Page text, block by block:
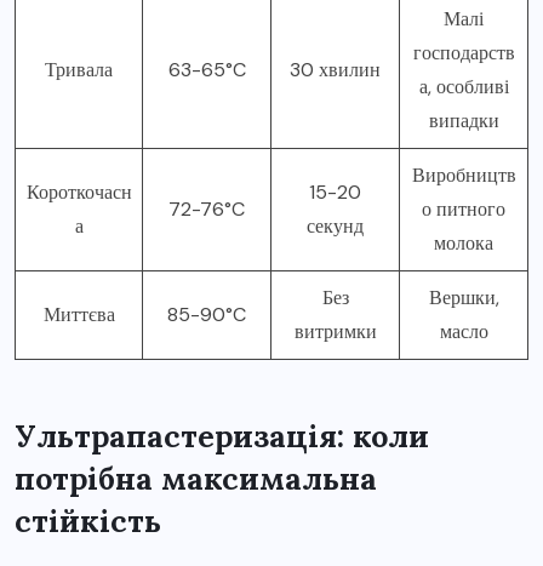
Тривала 63-65°C 30 хвилин
Малі
господарств
а, особливі
випадки
Короткочасн
а
72-76°C
15-20
секунд
Виробництв
о питного
молока
Миттєва 85-90°C
Без
витримки
Вершки,
масло
Ультрапастеризація: коли
потрібна максимальна
стійкість